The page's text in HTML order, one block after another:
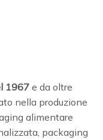
1967e da oltre
nella produzione
alimentare
packaging